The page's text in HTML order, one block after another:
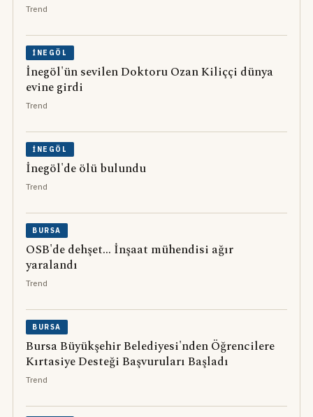
Trend
İNEGÖL
İnegöl'ün sevilen Doktoru Ozan Kiliççi dünya
evine girdi
Trend
İNEGÖL
İnegöl'de ölü bulundu
Trend
BURSA
OSB'de dehşet... İnşaat mühendisi ağır
yaralandı
Trend
BURSA
Bursa Büyükşehir Belediyesi'nden Öğrencilere
Kırtasiye Desteği Başvuruları Başladı
Trend